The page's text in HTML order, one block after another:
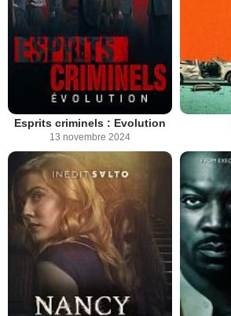
Esprits criminels : Evolution
13 novembre 2024